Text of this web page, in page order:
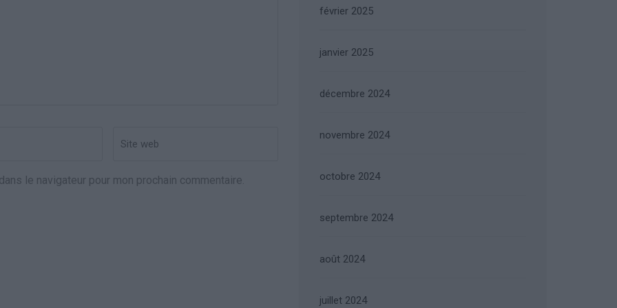
web
le navigateur pour mon prochain commentaire.
février 2025
janvier 2025
décembre 2024
novembre 2024
octobre 2024
septembre 2024
août 2024
juillet 2024